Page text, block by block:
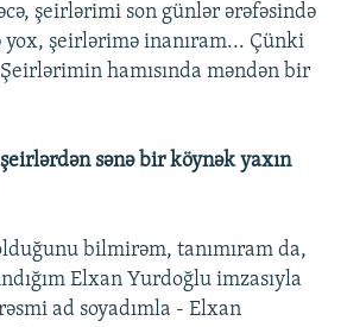
şeirlərimi son günlər ərəfəsində
yox, şeirlərimə inanıram... Çünki
hamısında məndən bir
sənə bir köynək yaxın
bilmirəm, tanımıram da,
Elxan Yurdoğlu imzasıyla
ad soyadımla - Elxan